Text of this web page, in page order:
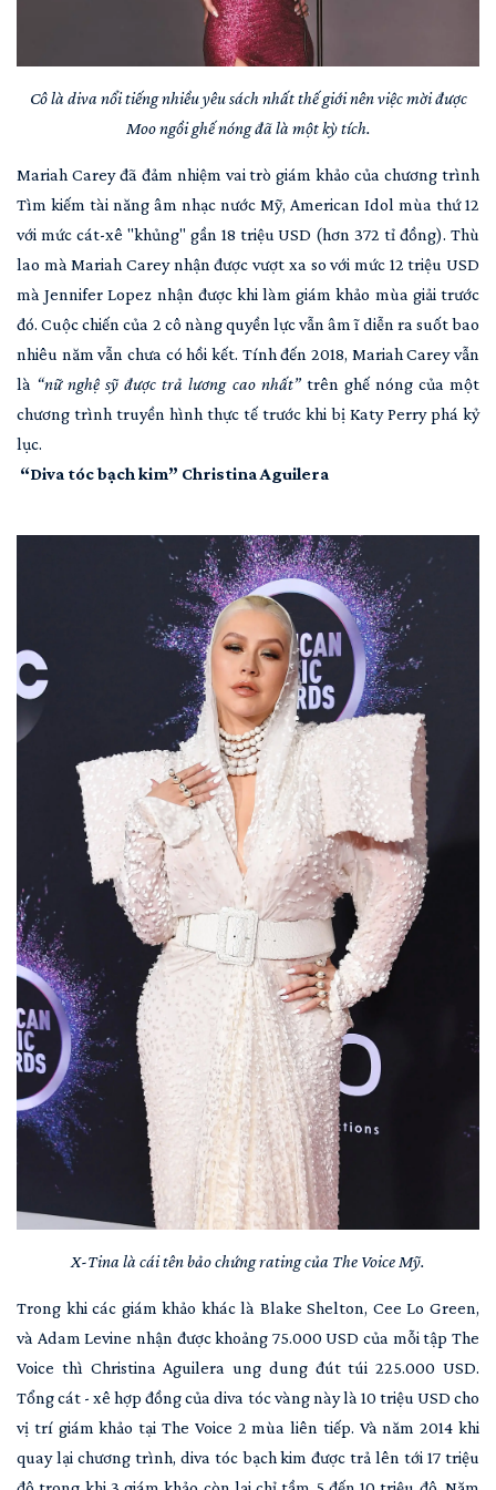
Cô là diva nổi tiếng nhiều yêu sách nhất thế giới nên việc mời được
Moo ngồi ghế nóng đã là một kỳ tích.
Mariah Carey đã đảm nhiệm vai trò giám khảo của chương trình
Tìm kiếm tài năng âm nhạc nước Mỹ, American Idol mùa thứ 12
với mức cát-xê "khủng" gần 18 triệu USD (hơn 372 tỉ đồng). Thù
lao mà Mariah Carey nhận được vượt xa so với mức 12 triệu USD
mà Jennifer Lopez nhận được khi làm giám khảo mùa giải trước
đó. Cuộc chiến của 2 cô nàng quyền lực vẫn âm ĩ diễn ra suốt bao
nhiêu năm vẫn chưa có hồi kết. Tính đến 2018, Mariah Carey vẫn
là “nữ nghệ sỹ được trả lương cao nhất”trên ghế nóng của một
chương trình truyền hình thực tế trước khi bị Katy Perry phá kỷ
lục.
“Diva tóc bạch kim” Christina Aguilera
X-Tina là cái tên bảo chứng rating của The Voice Mỹ.
Trong khi các giám khảo khác là Blake Shelton, Cee Lo Green,
và Adam Levine nhận được khoảng 75.000 USD của mỗi tập The
Voice thì Christina Aguilera ung dung đút túi 225.000 USD.
Tổng cát - xê hợp đồng của diva tóc vàng này là 10 triệu USD cho
vị trí giám khảo tại The Voice 2 mùa liên tiếp. Và năm 2014 khi
quay lại chương trình, diva tóc bạch kim được trả lên tới 17 triệu